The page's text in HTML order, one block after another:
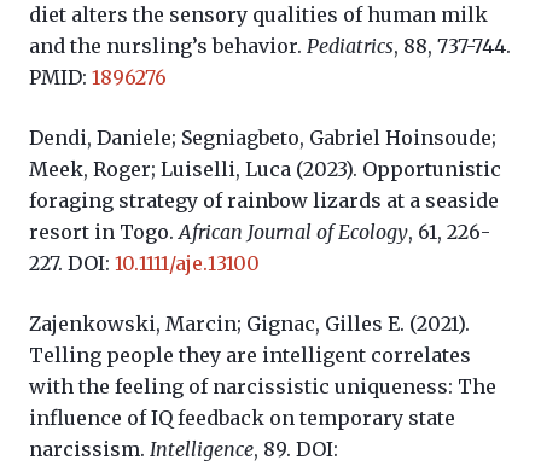
diet alters the sensory qualities of human milk
and the nursling’s behavior. Pediatrics, 88, 737-744.
PMID: 1896276
Dendi, Daniele; Segniagbeto, Gabriel Hoinsoude;
Meek, Roger; Luiselli, Luca (2023). Opportunistic
foraging strategy of rainbow lizards at a seaside
resort in Togo. African Journal of Ecology, 61, 226-
227. DOI: 10.1111/aje.13100
Zajenkowski, Marcin; Gignac, Gilles E. (2021).
Telling people they are intelligent correlates
with the feeling of narcissistic uniqueness: The
influence of IQ feedback on temporary state
narcissism. Intelligence, 89. DOI: